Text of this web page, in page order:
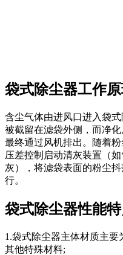
袋式除尘器工作原
含尘气体由进风口进入袋
被截留在滤袋外侧，而净
最终通过风机排出。随着
压差控制启动清灰装置（
灰），将滤袋表面的粉尘
行。
袋式除尘器性能特
1.袋式除尘器主体材质主
其他特殊材料;